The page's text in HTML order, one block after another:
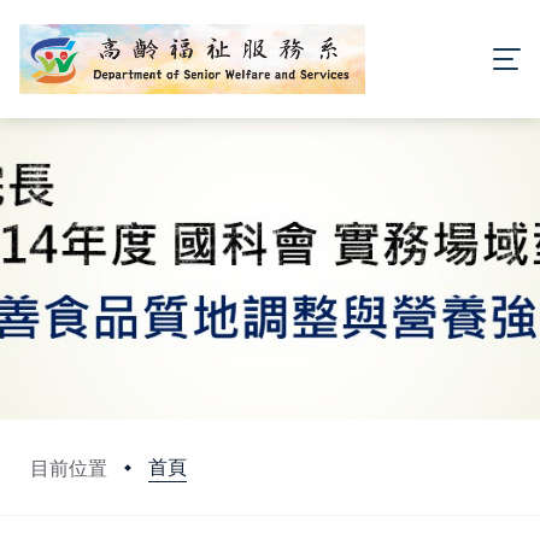
目前位置 首頁